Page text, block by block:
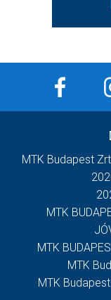
MTK Budapest
MTK
MTK
MTK
MTK